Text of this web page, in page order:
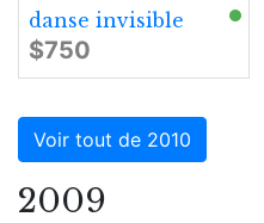
danse invisible
$750
Voir tout de 2010
2009